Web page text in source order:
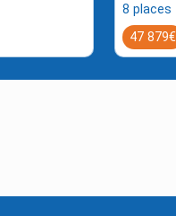
8 places
47 879€